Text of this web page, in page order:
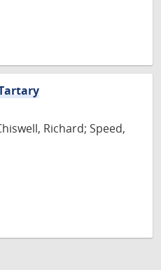
Richard; Speed,